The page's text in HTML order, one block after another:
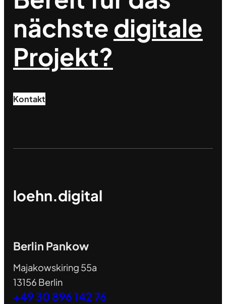
nächstedigitale
Projekt?
Kontakt
loehn.digital
Berlin Pankow
Majakowskiring 55a
13156 Berlin
+49 30 896 142 76